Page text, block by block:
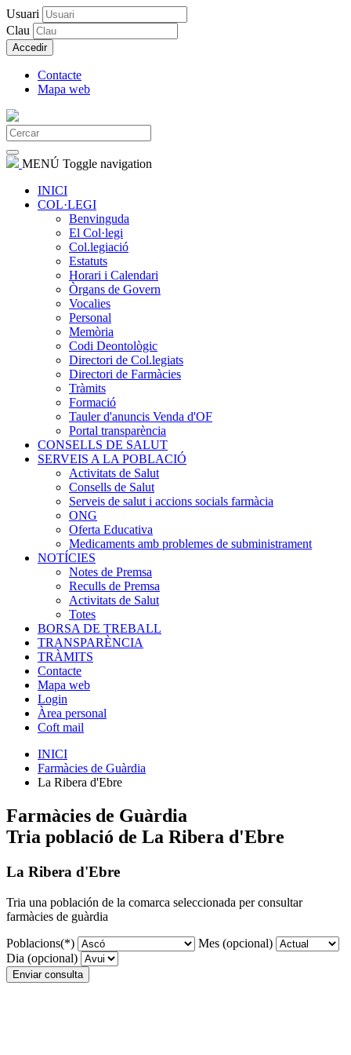
Usuari
Clau
Accedir
Contacte
Mapa web
MENÚ Toggle navigation
INICI
COL·LEGI
Benvinguda
El Col·legi
Col.legiació
Estatuts
Horari i Calendari
Òrgans de Govern
Vocalies
Personal
Memòria
Codi Deontològic
Directori de Col.legiats
Directori de Farmàcies
Tràmits
Formació
Tauler d'anuncis Venda d'OF
Portal transparència
CONSELLS DE SALUT
SERVEIS A LA POBLACIÓ
Activitats de Salut
Consells de Salut
Serveis de salut i accions socials farmàcia
ONG
Oferta Educativa
Medicaments amb problemes de subministrament
NOTÍCIES
Notes de Premsa
Reculls de Premsa
Activitats de Salut
Totes
BORSA DE TREBALL
TRANSPARÈNCIA
TRÀMITS
Contacte
Mapa web
Login
Àrea personal
Coft mail
INICI
Farmàcies de Guàrdia
La Ribera d'Ebre
Farmàcies de Guàrdia
Tria població de La Ribera d'Ebre
La Ribera d'Ebre
Tria una población de la comarca seleccionada per consultar
farmàcies de guàrdia
Poblacions(*) Mes (opcional)
Dia (opcional)
Enviar consulta